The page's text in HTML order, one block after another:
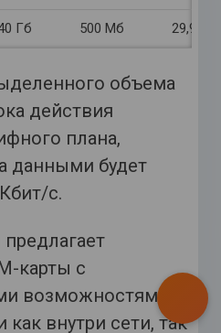
Гб 500 Мб 29,90
объема
действия
плана,
данными будет
с.
карты с
возможностями
внутри сети, так